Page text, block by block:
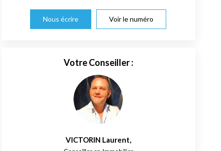
Nous écrire Voir le numéro
Votre Conseiller :
VICTORIN Laurent,